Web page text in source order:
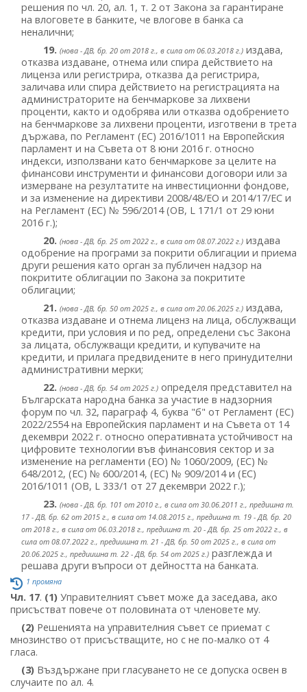
решения по чл. 20, ал. 1, т. 2 от Закона за гарантиране
на влоговете в банките, че влогове в банка са
неналични;
19. (нова - ДВ, бр. 20 от 2018 г., в сила от 06.03.2018 г.) издава,
отказва издаване, отнема или спира действието на
лиценза или регистрира, отказва да регистрира,
заличава или спира действието на регистрацията на
администраторите на бенчмаркове за лихвени
проценти, както и одобрява или отказва одобрението
на бенчмаркове за лихвени проценти, изготвени в трета
държава, по Регламент (ЕС) 2016/1011 на Европейския
парламент и на Съвета от 8 юни 2016 г. относно
индекси, използвани като бенчмаркове за целите на
финансови инструменти и финансови договори или за
измерване на резултатите на инвестиционни фондове,
и за изменение на директиви 2008/48/ЕО и 2014/17/ЕС и
на Регламент (ЕС) № 596/2014 (ОВ, L 171/1 от 29 юни
2016 г.);
20. (нова - ДВ, бр. 25 от 2022 г., в сила от 08.07.2022 г.) издава
одобрение на програми за покрити облигации и приема
други решения като орган за публичен надзор на
покритите облигации по Закона за покритите
облигации;
21. (нова - ДВ, бр. 50 от 2025 г., в сила от 20.06.2025 г.) издава,
отказва издаване и отнема лиценз на лица, обслужващи
кредити, при условия и по ред, определени със Закона
за лицата, обслужващи кредити, и купувачите на
кредити, и прилага предвидените в него принудителни
административни мерки;
22. (нова - ДВ, бр. 54 от 2025 г.) определя представител на
Българската народна банка за участие в надзорния
форум по чл. 32, параграф 4, буква "б" от Регламент (ЕС)
2022/2554 на Европейския парламент и на Съвета от 14
декември 2022 г. относно оперативната устойчивост на
цифровите технологии във финансовия сектор и за
изменение на регламенти (ЕО) № 1060/2009, (ЕС) №
648/2012, (ЕС) № 600/2014, (ЕС) № 909/2014 и (ЕС)
2016/1011 (ОВ, L 333/1 от 27 декември 2022 г.);
23. (нова - ДВ, бр. 101 от 2010 г., в сила от 30.06.2011 г., предишна т.
17 - ДВ, бр. 62 от 2015 г., в сила от 14.08.2015 г., предишна т. 19 - ДВ, бр. 20
от 2018 г., в сила от 06.03.2018 г., предишна т. 20 - ДВ, бр. 25 от 2022 г., в
сила от 08.07.2022 г., предиишна т. 21 - ДВ, бр. 50 от 2025 г., в сила от
20.06.2025 г., предиишна т. 22 - ДВ, бр. 54 от 2025 г.) разглежда и
решава други въпроси от дейността на банката.
1 промяна
Чл. 17. (1) Управителният съвет може да заседава, ако
присъстват повече от половината от членовете му.
(2) Решенията на управителния съвет се приемат с
мнозинство от присъстващите, но с не по-малко от 4
гласа.
(3) Въздържане при гласуването не се допуска освен в
случаите по ал. 4.